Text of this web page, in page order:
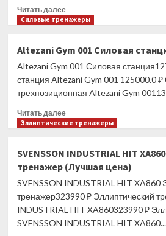
цена)
Читать далееПрочитать
больше
гантель
ALTEZANI
(Лучшая
Силовые тренажеры
Altezani Gym 001 Силовая
Altezani Gym 001 Силовая
станция Altezani Gym 001 125000.0
трехпозиционная Altezani Gym
Читать далееПрочитать
больше
Gym
001
Силовая
станция
цена)
Эллиптические тренажеры
SVENSSON INDUSTRIAL HIT
тренажер (Лучшая цена)
SVENSSON INDUSTRIAL HIT XA860
тренажер323990 ₽ Эллиптический
INDUSTRIAL HIT XA860323990 ₽
SVENSSON INDUSTRIAL HIT XA860...